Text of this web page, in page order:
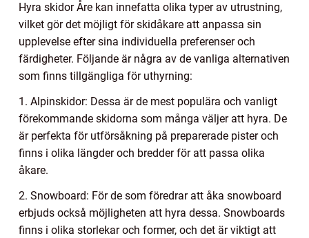
Hyra skidor Åre kan innefatta olika typer av utrustning,
vilket gör det möjligt för skidåkare att anpassa sin
upplevelse efter sina individuella preferenser och
färdigheter. Följande är några av de vanliga alternativen
som finns tillgängliga för uthyrning:
1. Alpinskidor: Dessa är de mest populära och vanligt
förekommande skidorna som många väljer att hyra. De
är perfekta för utförsåkning på preparerade pister och
finns i olika längder och bredder för att passa olika
åkare.
2. Snowboard: För de som föredrar att åka snowboard
erbjuds också möjligheten att hyra dessa. Snowboards
finns i olika storlekar och former, och det är viktigt att